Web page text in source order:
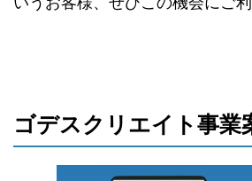
ゴデスクリエイト事業